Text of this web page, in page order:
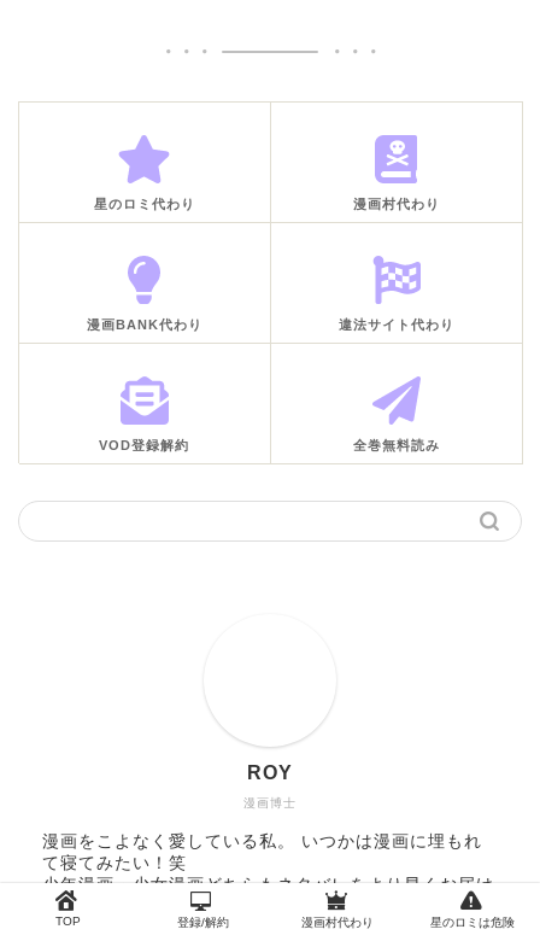
星のロミ代わり 漫画村代わり
漫画BANK代わり 違法サイト代わり
VOD登録解約 全巻無料読み
漫画博士
ROY
漫画をこよなく愛している私。 いつかは漫画に埋もれ
て寝てみたい！笑
少年漫画・少女漫画どちらもネタバレをより早くお届け
していきます♪
TOP 登録/解約 漫画村代わり 星のロミは危険